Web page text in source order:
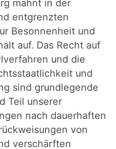
mahnt in der
entgrenzten
Besonnenheit und
auf. Das Recht auf
und die
und
sind grundlegende
Teil unserer
nach dauerhaften
von
verschärften